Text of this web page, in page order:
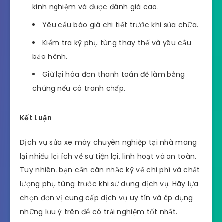
kinh nghiệm và được đánh giá cao.
Yêu cầu báo giá chi tiết trước khi sửa chữa.
Kiểm tra kỹ phụ tùng thay thế và yêu cầu
bảo hành.
Giữ lại hóa đơn thanh toán để làm bằng
chứng nếu có tranh chấp.
Kết Luận
Dịch vụ sửa xe máy chuyên nghiệp tại nhà mang
lại nhiều lợi ích về sự tiện lợi, linh hoạt và an toàn.
Tuy nhiên, bạn cần cân nhắc kỹ về chi phí và chất
lượng phụ tùng trước khi sử dụng dịch vụ. Hãy lựa
chọn đơn vị cung cấp dịch vụ uy tín và áp dụng
những lưu ý trên để có trải nghiệm tốt nhất.